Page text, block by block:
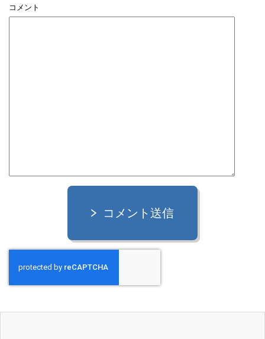
コメント
コメント送信